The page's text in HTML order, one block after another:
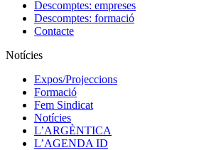
Descomptes: empreses
Descomptes: formació
Contacte
Notícies
Expos/Projeccions
Formació
Fem Sindicat
Notícies
L’ARGÈNTICA
L’AGENDA ID